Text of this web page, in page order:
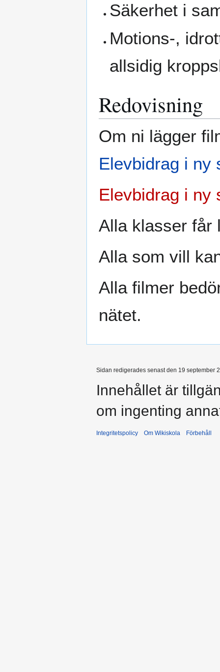
Säkerhet i
Motions-,
allsidig
Redovisning
Om ni lägger
Elevbidrag i ny
Elevbidrag i ny
Alla klasser får
Alla som vill
Alla filmer
nätet.
Sidan redigerades senast den 19 september
Innehållet är
om ingenting
Integritetspolicy Om Wikiskola Förbehåll